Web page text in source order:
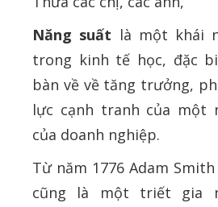
Năng suất là một khái
trong kinh tế học, đặc
bàn về về tăng trưởng,
lực cạnh tranh của một
của doanh nghiệp.
Từ năm 1776 Adam
cũng là một triết gia